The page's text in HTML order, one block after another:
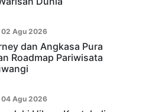
02 Agu 2026
dan Angkasa Pura
Roadmap Pariwisata
04 Agu 2026